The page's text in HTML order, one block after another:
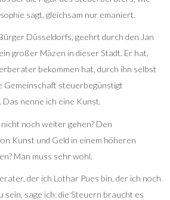
sagt, gleichsam nur emaniert.
Düsseldorfs, geehrt durch den Jan
großer Mäzen in dieser Stadt. Er hat,
bekommen hat, durch ihn selbst
Gemeinschaft steuerbegünstigt
Das nenne ich eine Kunst.
noch weiter gehen? Den
Kunst und Geld in einem höheren
Man muss sehr wohl.
der ich Lothar Pues bin, der ich noch
sein, sage ich: die Steuern braucht es